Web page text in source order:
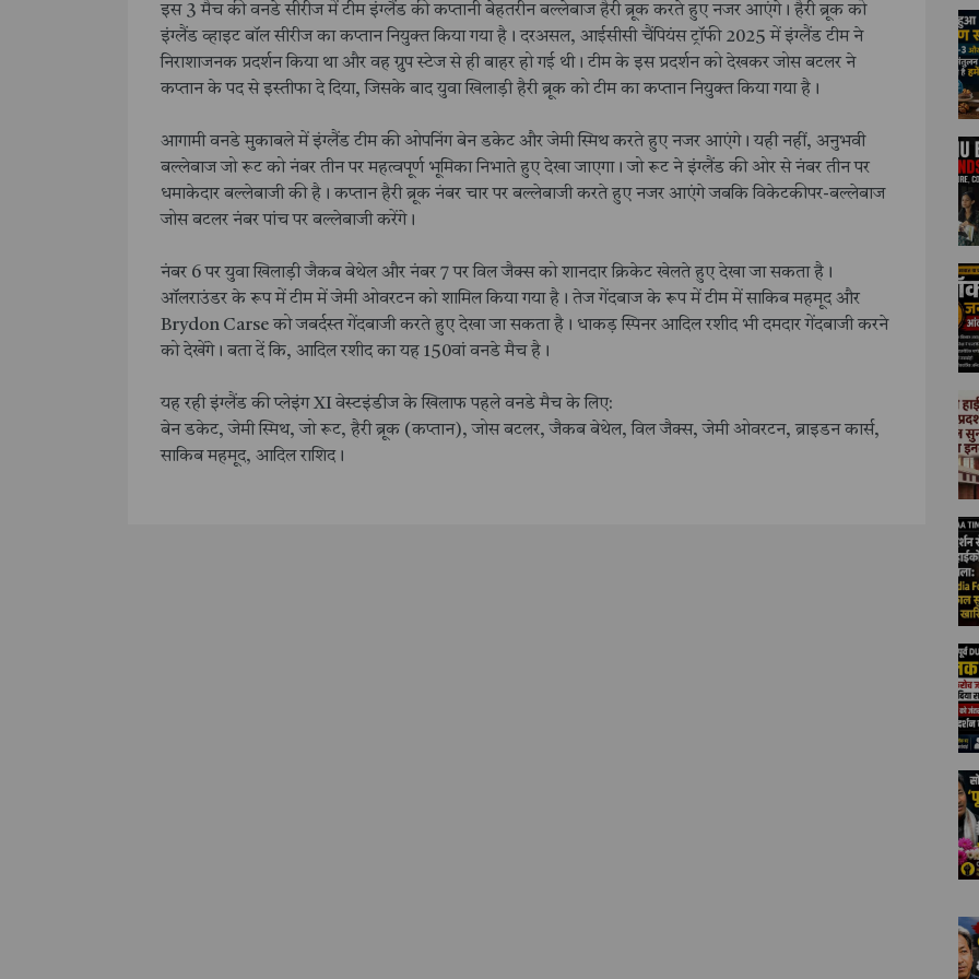
इस 3 मैच की वनडे सीरीज में टीम इंग्लैंड की कप्तानी बेहतरीन बल्लेबाज हैरी ब्रूक करते हुए नजर आएंगे। हैरी ब्रूक को
इंग्लैंड व्हाइट बॉल सीरीज का कप्तान नियुक्त किया गया है। दरअसल, आईसीसी चैंपियंस ट्रॉफी 2025 में इंग्लैंड टीम ने
निराशाजनक प्रदर्शन किया था और वह ग्रुप स्टेज से ही बाहर हो गई थी। ‌टीम के इस प्रदर्शन को देखकर जोस बटलर ने
कप्तान के पद से इस्तीफा दे दिया, जिसके बाद युवा खिलाड़ी हैरी ब्रूक को टीम का कप्तान नियुक्त किया गया है।
आगामी वनडे मुकाबले में इंग्लैंड टीम की ओपनिंग बेन डकेट और जेमी स्मिथ करते हुए नजर आएंगे। यही नहीं, अनुभवी
बल्लेबाज जो रूट को नंबर तीन पर महत्वपूर्ण भूमिका निभाते हुए देखा जाएगा। जो रूट ने इंग्लैंड की ओर से नंबर तीन पर
धमाकेदार बल्लेबाजी की है। कप्तान हैरी ब्रूक नंबर चार पर बल्लेबाजी करते हुए नजर आएंगे जबकि विकेटकीपर-बल्लेबाज
जोस बटलर नंबर पांच पर बल्लेबाजी करेंगे। ‌
नंबर 6 पर युवा खिलाड़ी जैकब बेथेल और नंबर 7 पर विल जैक्स को शानदार क्रिकेट खेलते हुए देखा जा सकता है।
ऑलराउंडर के रूप में टीम में जेमी ओवरटन को शामिल किया गया है। तेज गेंदबाज के रूप में टीम में साकिब महमूद और
Brydon Carse को जबर्दस्त गेंदबाजी करते हुए देखा जा सकता है। ‌धाकड़ स्पिनर आदिल रशीद भी दमदार गेंदबाजी करने
को देखेंगे। बता दें कि, आदिल रशीद का यह 150वां वनडे मैच है।
यह रही इंग्लैंड की प्लेइंग XI वेस्टइंडीज के खिलाफ पहले वनडे मैच के लिए:
बेन डकेट, जेमी स्मिथ, जो रूट, हैरी ब्रूक (कप्तान), जोस बटलर, जैकब बेथेल, विल जैक्स, जेमी ओवरटन, ब्राइडन कार्स,
साकिब महमूद, आदिल राशिद।